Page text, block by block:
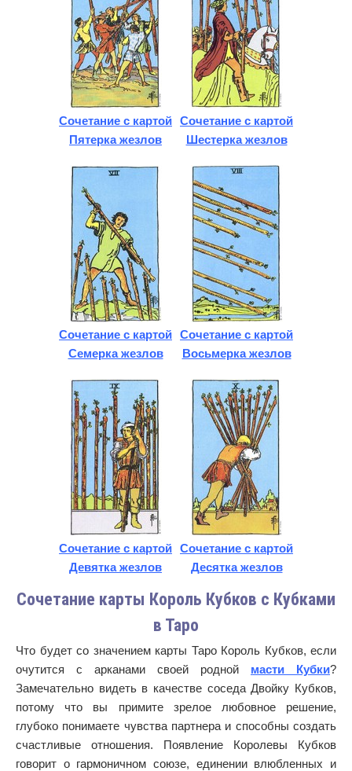
Сочетание с картой
Пятерка жезлов
Сочетание с картой
Шестерка жезлов
Сочетание с картой
Семерка жезлов
Сочетание с картой
Восьмерка жезлов
Сочетание с картой
Девятка жезлов
Сочетание с картой
Десятка жезлов
Сочетание карты Король Кубков с Кубками
в Таро
Что будет со значением карты Таро Король Кубков, если
очутится с арканами своей родной масти Кубки?
Замечательно видеть в качестве соседа Двойку Кубков,
потому что вы примите зрелое любовное решение,
глубоко понимаете чувства партнера и способны создать
счастливые отношения. Появление Королевы Кубков
говорит о гармоничном союзе, единении влюбленных и